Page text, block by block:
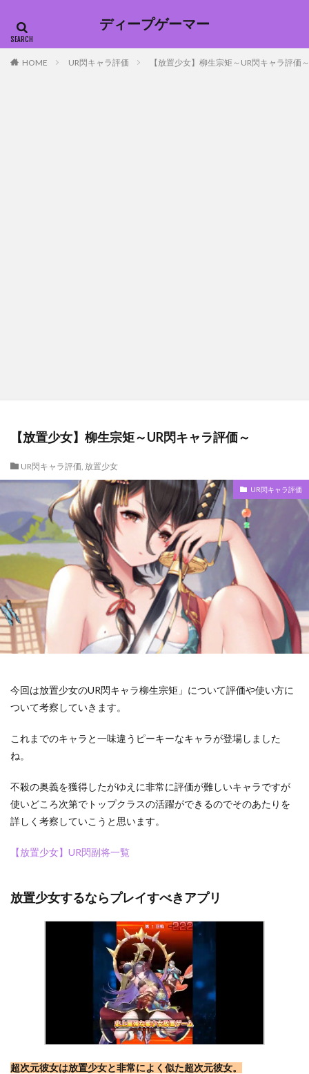
ディープゲーマー
HOME UR閃キャラ評価 【放置少女】柳生宗矩～UR閃キャラ評価～
【放置少女】柳生宗矩～UR閃キャラ評価～
UR閃キャラ評価, 放置少女
UR閃キャラ評価
今回は放置少女のUR閃キャラ柳生宗矩」について評価や使い方に
ついて考察していきます。
これまでのキャラと一味違うピーキーなキャラが登場しました
ね。
不殺の奥義を獲得したがゆえに非常に評価が難しいキャラですが
使いどころ次第でトップクラスの活躍ができるのでそのあたりを
詳しく考察していこうと思います。
【放置少女】UR閃副将一覧
放置少女するならプレイすべきアプリ
超次元彼女は放置少女と非常によく似た超次元彼女。